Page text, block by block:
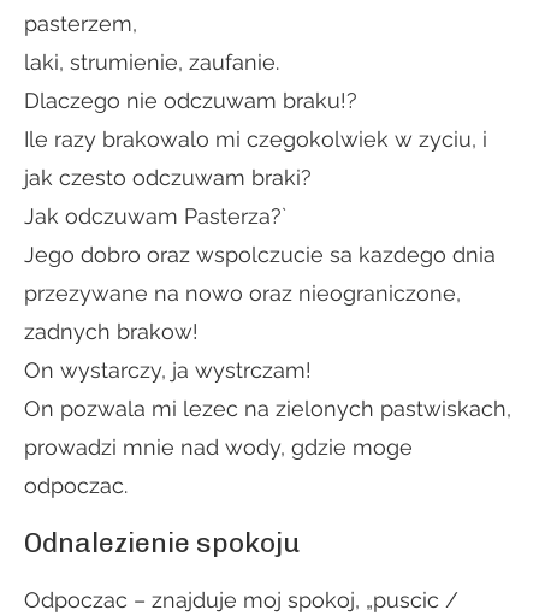
pasterzem,
laki, strumienie, zaufanie.
Dlaczego nie odczuwam braku!?
Ile razy brakowalo mi czegokolwiek w zyciu, i
jak czesto odczuwam braki?
Jak odczuwam Pasterza?`
Jego dobro oraz wspolczucie sa kazdego dnia
przezywane na nowo oraz nieograniczone,
zadnych brakow!
On wystarczy, ja wystrczam!
On pozwala mi lezec na zielonych pastwiskach,
prowadzi mnie nad wody, gdzie moge
odpoczac.
Odnalezienie spokoju
Odpoczac – znajduje moj spokoj, „puscic /